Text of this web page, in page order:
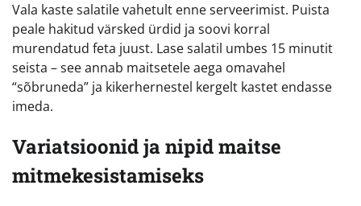
Vala kaste salatile vahetult enne serveerimist. Puista
peale hakitud värsked ürdid ja soovi korral
murendatud feta juust. Lase salatil umbes 15 minutit
seista – see annab maitsetele aega omavahel
“sõbruneda” ja kikerhernestel kergelt kastet endasse
imeda.
Variatsioonid ja nipid maitse
mitmekesistamiseks